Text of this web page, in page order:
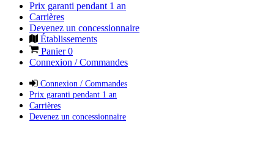
Prix garanti pendant 1 an
Carrières
Devenez un concessionnaire
Établissements
Panier0
Connexion / Commandes
Connexion / Commandes
Prix garanti pendant 1 an
Carrières
Devenez un concessionnaire